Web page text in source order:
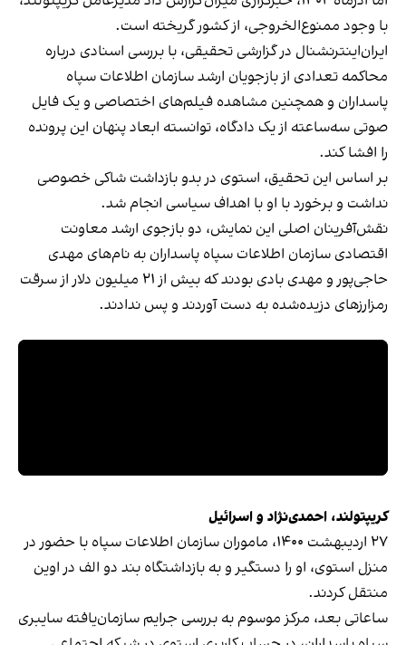
با وجود ممنوع‌الخروجی، از کشور گریخته است.
ایران‌اینترنشنال در گزارشی تحقیقی، با بررسی اسنادی درباره
محاکمه تعدادی از بازجویان ارشد سازمان اطلاعات سپاه
پاسداران و همچنین مشاهده فیلم‌های اختصاصی و یک فایل
صوتی سه‌ساعته از یک دادگاه، توانسته ابعاد پنهان این پرونده
را افشا کند.
بر اساس این تحقیق، استوی در بدو بازداشت شاکی خصوصی
نداشت و برخورد با او با اهداف سیاسی انجام شد.
نقش‌آفرینان اصلی این نمایش، دو بازجوی ارشد معاونت
اقتصادی سازمان اطلاعات سپاه پاسداران به نام‌های مهدی
حاجی‌پور و مهدی بادی بودند که بیش از ۲۱ میلیون دلار از سرقت
رمزارزهای دزیده‌شده به دست آوردند و پس ندادند.
کریپتولند، احمدی‌نژاد و اسرائیل
۲۷ اردیبهشت ۱۴۰۰، ماموران سازمان اطلاعات سپاه با حضور در
منزل استوی، او را دستگیر و به بازداشتگاه بند دو الف در اوین
منتقل کردند.
ساعاتی بعد، مرکز موسوم به بررسی جرایم سازمان‌یافته سایبری